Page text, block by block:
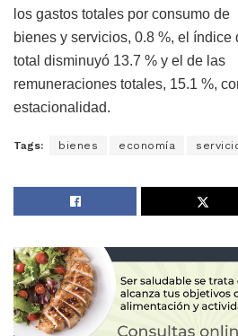
los gastos totales por consumo de
bienes y servicios, 0.8 %, el
total disminuyó 13.7 % y el de las
remuneraciones totales, 15.1 %,
estacionalidad.
Tags: bienes economía